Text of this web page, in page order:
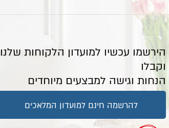
הירשמו עכשיו למועדון הלקוחות שלנו
וקבלו
הנחות וגישה למבצעים מיוחדים
להרשמה חינם למועדון המלאכים